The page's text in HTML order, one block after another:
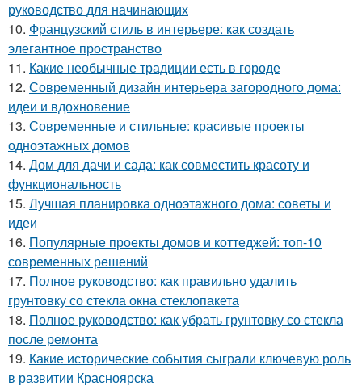
руководство для начинающих
10. Французский стиль в интерьере: как создать
элегантное пространство
11. Какие необычные традиции есть в городе
12. Современный дизайн интерьера загородного дома:
идеи и вдохновение
13. Современные и стильные: красивые проекты
одноэтажных домов
14. Дом для дачи и сада: как совместить красоту и
функциональность
15. Лучшая планировка одноэтажного дома: советы и
идеи
16. Популярные проекты домов и коттеджей: топ-10
современных решений
17. Полное руководство: как правильно удалить
грунтовку со стекла окна стеклопакета
18. Полное руководство: как убрать грунтовку со стекла
после ремонта
19. Какие исторические события сыграли ключевую роль
в развитии Красноярска